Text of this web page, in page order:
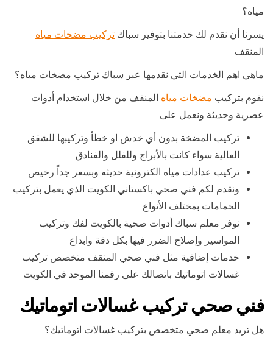
مياه؟
يسرنا أن نقدم لك خدمتنا بتوفير سباك تركيب مضخات مياه
المنقف
ماهي اهم الخدمات التي نقدمها عبر سباك تركيب مضخات مياه؟
نقوم بتركيب مضخات مياه المنقف من خلال استخدام أدوات
عصرية وحديثة ونعمل على
تركيب المضخة بدون أي خدش او خطأ وتركيبها للشقق
العالية سواء كانت بالأبراج وللفلل والفنادق
تركيب عدادات مياه الكترونية حديثه وبسعر جداً رخيص
ونقدم لكم فني صحي باكستاني الكويت الذي يعمل بتركيب
الحمامات بمختلف الأنواع
نوفر معلم سباك أدوات صحية بالكويت لفك وتركيب
المواسير وإصلاح الضرر فيها بكل دقة وابداع
خدمات إضافية مثل فني صحي المنقف متخصص تركيب
غسالات اتوماتيك باتصالك على رقمنا الموحد في الكويت
فني صحي تركيب غسالات اتوماتيك
هل تريد معلم صحي متخصص بتركيب غسالات اتوماتيك؟